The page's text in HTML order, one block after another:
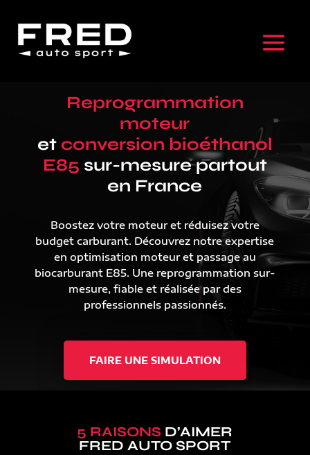
Reprogrammation
moteur
et conversion bioéthanol
E85 sur-mesure partout
en France
Boostez votre moteur et réduisez votre
budget carburant. Découvrez notre expertise
en optimisation moteur et passage au
biocarburant E85. Une reprogrammation sur-
mesure, fiable et réalisée par des
professionnels passionnés.
FAIRE UNE SIMULATION
5 RAISONS D’AIMER
FRED AUTO SPORT